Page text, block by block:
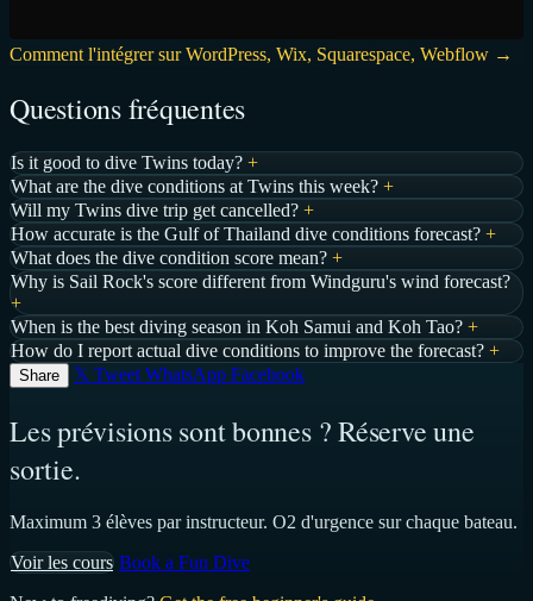
Comment l'intégrer sur WordPress, Wix, Squarespace, Webflow →
Questions fréquentes
Is it good to dive Twins today? +
What are the dive conditions at Twins this week? +
Will my Twins dive trip get cancelled? +
How accurate is the Gulf of Thailand dive conditions forecast? +
What does the dive condition score mean? +
Why is Sail Rock's score different from Windguru's wind forecast?
+
When is the best diving season in Koh Samui and Koh Tao? +
How do I report actual dive conditions to improve the forecast? +
Share 𝕏 Tweet WhatsApp Facebook
Les prévisions sont bonnes ? Réserve une
sortie.
Maximum 3 élèves par instructeur. O2 d'urgence sur chaque bateau.
Voir les cours Book a Fun Dive